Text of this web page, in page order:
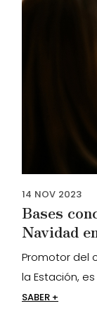
14 NOV 2023
Bases
Navidad
Promotor del
la Estación,
SABER +